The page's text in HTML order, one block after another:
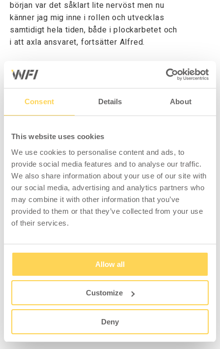
Consent Details About
This website uses cookies
We use cookies to personalise content and ads, to
provide social media features and to analyse our traffic.
We also share information about your use of our site with
our social media, advertising and analytics partners who
may combine it with other information that you’ve
provided to them or that they’ve collected from your use
of their services.
Allow all
Customize
Deny
början var det såklart lite nervöst men nu
känner jag mig inne i rollen och utvecklas
samtidigt hela tiden, både i plockarbetet och
i att axla ansvaret, fortsätter Alfred.
När Alfred kommer till lagret en helt vanlig
arbetsdag börjar han med att strukturera
orderflödet för att få en tydlig bild av vad
som är aktuellt och vad som behöver
vid med att plocka ordrar, fylla pallar,
emballera gods och boka frakter.
– Det första jag gör är egentligen att
stämma av med Edith på sälj som delar
kundansvaret med mig. Vårt samarbete har
fungerat bra från start och vi har tät dialog
varje dag för att diskutera vad som måste
det ser ut framåt. Den kommunikationen är
guld värd för att allt ska flyta på. Och det
bästa med jobbet är dels kollegorna, dels
att ha många bollar i luften samtidigt. När
man har plockat en stor order, märkt upp alla
pallar och får i väg godset som planerat –
det är en go känsla! avslutar Alfred.